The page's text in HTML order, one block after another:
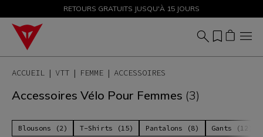
PROMOTIONS JUSQU'À-50 % – ACHETEZ MAINTENANT
RETOURS GRATUITS JUSQU'À 15 JOURS
ACCUEIL VTT FEMME ACCESSOIRES
Accessoires Vélo Pour Femmes (3)
Blousons (2) T-Shirts (15) Pantalons (8) Gants (12)